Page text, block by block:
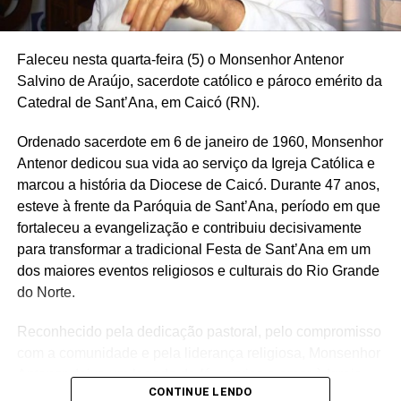
promotor de Justiça, o que representa uma tentativa de
do combate à criminalidade. Gaspar é de Alagoas, o que
conversa com a estratégia de Flávio de buscar mais
apoios no Nordeste, região onde Lula é mais forte.
— O Brasil estaria muito melhor servido com as senhoras
(referência as mulheres no palco), mas Deus quis que
nesse momento fosse um soldado do Nordeste — disse
Gaspar.
O anúncio ocorreu durante entrevista coletiva nesta
quarta-feira, em Brasília, com a presença de aliados. A
senadora Tereza Cristina (PP-PI), que foi cotada para o
da campanha, o senador Rogério Marinho (PL-RN); o
federal Bia Kicis (PL-DF), que vai concorrer ao Senado; e
Faleceu nesta quarta-feira (5) o Monsenhor Antenor
Salvino de Araújo, sacerdote católico e pároco emérito da
Catedral de Sant’Ana, em Caicó (RN).
Ordenado sacerdote em 6 de janeiro de 1960, Monsenhor
Antenor dedicou sua vida ao serviço da Igreja Católica e
marcou a história da Diocese de Caicó. Durante 47 anos,
esteve à frente da Paróquia de Sant’Ana, período em que
fortaleceu a evangelização e contribuiu decisivamente
para transformar a tradicional Festa de Sant’Ana em um
dos maiores eventos religiosos e culturais do Rio Grande
do Norte.
Reconhecido pela dedicação pastoral, pelo compromisso
Antenor deixa um legado de fé, serviço e amor à Igreja,
que marcou gerações de fiéis em Caicó e em toda a
CONTINUE LENDO